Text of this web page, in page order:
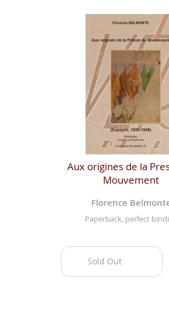
Aux origines de la
Mouvement
Florence
Paperback, perfect
Sold Out